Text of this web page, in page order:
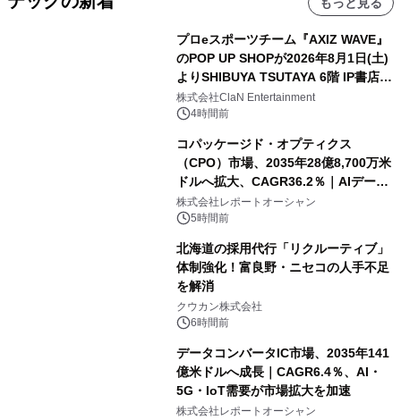
プロeスポーツチーム『AXIZ WAVE』
のPOP UP SHOPが2026年8月1日(土)
よりSHIBUYA TSUTAYA 6階 IP書店で
開催決定！！
株式会社ClaN Entertainment
4時間前
コパッケージド・オプティクス
（CPO）市場、2035年28億8,700万米
ドルへ拡大、CAGR36.2％｜AIデータ
センター・高速光通信需要が成長を加
速
株式会社レポートオーシャン
5時間前
北海道の採用代行「リクルーティブ」
体制強化！富良野・ニセコの人手不足
を解消
クウカン株式会社
6時間前
データコンバータIC市場、2035年141
億米ドルへ成長｜CAGR6.4％、AI・
5G・IoT需要が市場拡大を加速
株式会社レポートオーシャン